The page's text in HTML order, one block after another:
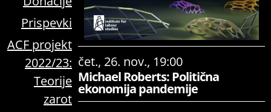
Prispevki
ACF projekt
2022/23:
Teorije
zarot
čet., 26. nov., 19:00
Michael Roberts: Politična
ekonomija pandemije